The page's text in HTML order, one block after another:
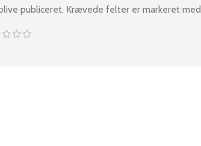
publiceret. Krævede felter er markeret med